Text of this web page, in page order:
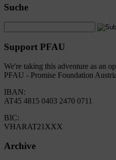
Suche
Support PFAU
We're taking this adventure as an
PFAU - Promise Foundation
IBAN:
AT45 4815 0403 2470 0711
BIC:
VHARAT21XXX
Archive